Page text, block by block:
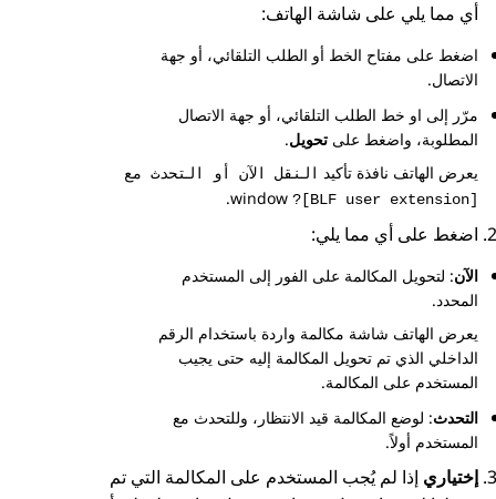
أي مما يلي على شاشة الهاتف:
اضغط على مفتاح الخط أو الطلب التلقائي، أو جهة
الاتصال.
مرّر إلى او خط الطلب التلقائي، أو جهة الاتصال
المطلوبة، واضغط على تحويل.
يعرض الهاتف نافذة تأكيد النقل الآن أو التحدث مع
[BLF user extension]?
اضغط على أي مما يلي:
الآن: لتحويل المكالمة على الفور إلى المستخدم
المحدد.
يعرض الهاتف شاشة مكالمة واردة باستخدام الرقم
الداخلي الذي تم تحويل المكالمة إليه حتى يجيب
المستخدم على المكالمة.
التحدث: لوضع المكالمة قيد الانتظار، وللتحدث مع
المستخدم أولاً.
إختياري إذا لم يُجب المستخدم على المكالمة التي تم